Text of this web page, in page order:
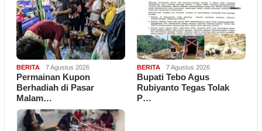
BERITA 7 Agustus 2026
Permainan Kupon
Berhadiah di Pasar
Malam…
BERITA 7 Agustus 2026
Bupati Tebo Agus
Rubiyanto Tegas Tolak
P…